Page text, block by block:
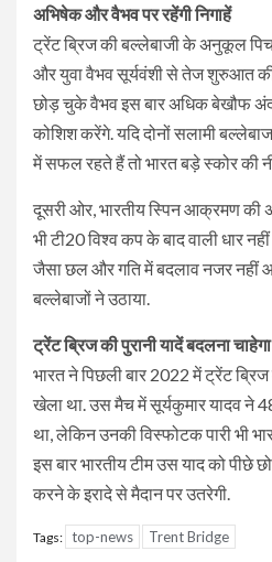
अभिषेक और वैभव पर रहेंगी निगाहें
ट्रेंट ब्रिज की बल्लेबाजी के अनुकूल पिच
और युवा वैभव सूर्यवंशी से तेज शुरुआत की
छोड़ चुके वैभव इस बार अधिक बेखौफ
कोशिश करेंगे. यदि दोनों सलामी
में सफल रहते हैं तो भारत बड़े स्कोर की
दूसरी ओर, भारतीय स्पिन आक्रमण की
भी टी20 विश्व कप के बाद वाली धार
जैसा छल और गति में बदलाव नजर नहीं
बल्लेबाजों ने उठाया.
ट्रेंट ब्रिज की पुरानी यादें बदलना
भारत ने पिछली बार 2022 में ट्रेंट
खेला था. उस मैच में सूर्यकुमार यादव ने
था, लेकिन उनकी विस्फोटक पारी भी
इस बार भारतीय टीम उस याद को पीछे
करने के इरादे से मैदान पर उतरेगी.
Tags: top-news Trent Bridge